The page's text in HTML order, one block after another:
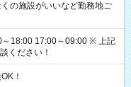
の施設がいいなど勤務地ご
17:00～09:00 ※ 上記
ください！
！